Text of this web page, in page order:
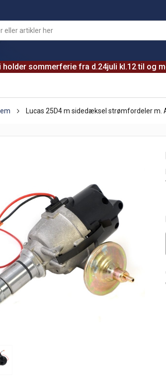
holder sommerferie fra d.24juli kl.12 til og
Lucas 25D4 m sidedæksel strømfordeler m.